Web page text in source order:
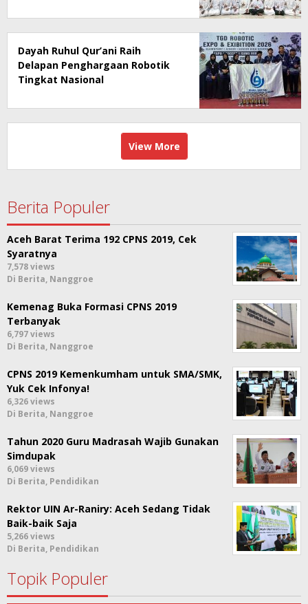
Dayah Ruhul Qur’ani Raih
Delapan Penghargaan Robotik
Tingkat Nasional
View More
Berita Populer
Aceh Barat Terima 192 CPNS 2019, Cek
Syaratnya
7,578 views
Di Berita, Nanggroe
Kemenag Buka Formasi CPNS 2019
Terbanyak
6,797 views
Di Berita, Nanggroe
CPNS 2019 Kemenkumham untuk SMA/SMK,
Yuk Cek Infonya!
6,326 views
Di Berita, Nanggroe
Tahun 2020 Guru Madrasah Wajib Gunakan
Simdupak
6,069 views
Di Berita, Pendidikan
Rektor UIN Ar-Raniry: Aceh Sedang Tidak
Baik-baik Saja
5,266 views
Di Berita, Pendidikan
Topik Populer